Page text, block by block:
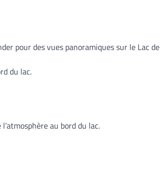
pour des vues panoramiques sur le Lac de
du lac.
au bord du lac.